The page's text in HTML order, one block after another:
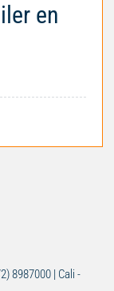
en
8987000 | Cali -